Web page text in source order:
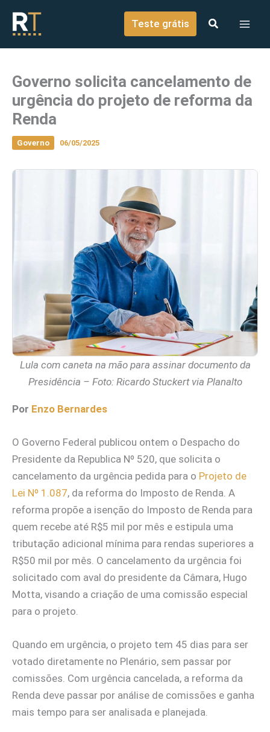
conteúdo
Teste grátis
Governo solicita cancelamento de
urgência do projeto de reforma da
Renda
Governo 06/05/2025
Lula com caneta na mão para assinar documento da
Presidência – Foto: Ricardo Stuckert via Planalto
Por Enzo Bernardes
O Governo Federal publicou ontem o Despacho do
Presidente da Republica Nº 520, que solicita o
cancelamento da urgência pedida para o Projeto de
Lei Nº 1.087, da reforma do Imposto de Renda. A
reforma propõe a isenção do Imposto de Renda para
quem recebe até R$5 mil por mês e estipula uma
tributação adicional mínima para rendas superiores a
R$50 mil por mês. O cancelamento da urgência foi
solicitado com aval do presidente da Câmara, Hugo
Motta, visando a criação de uma comissão especial
para o projeto.
Quando em urgência, o projeto tem 45 dias para ser
votado diretamente no Plenário, sem passar por
comissões. Com urgência cancelada, a reforma da
Renda deve passar por análise de comissões e ganha
mais tempo para ser analisada e planejada.